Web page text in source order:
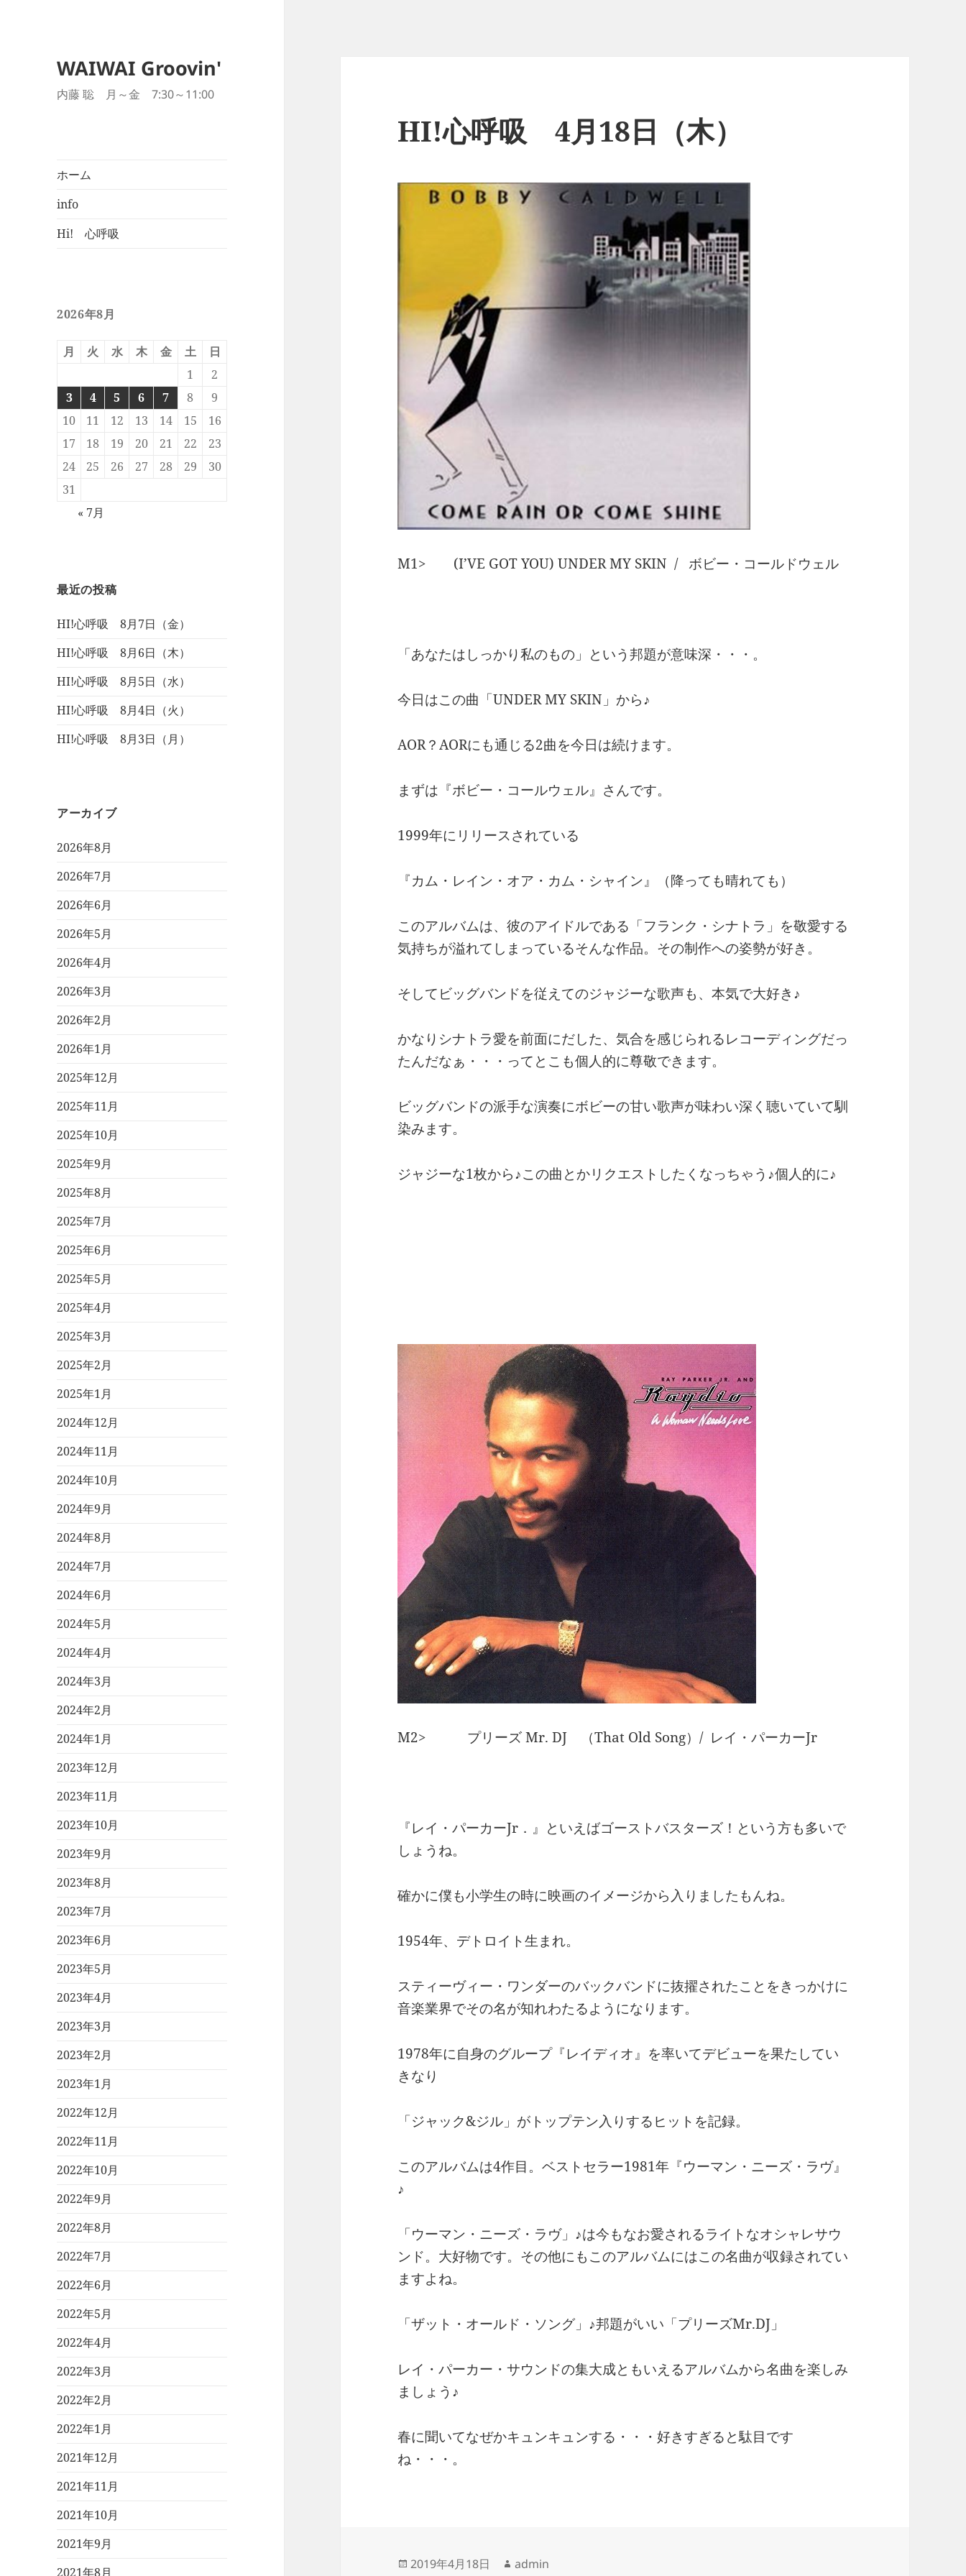
WAIWAI Groovin'
内藤 聡 月～金 7:30～11:00
ホーム
info
Hi! 心呼吸
2026年8月
月 火 水 木 金 土
日
1
2
3
4 5 6 7 8
9
10
11 12 13 14 15
16
17
18 19 20 21 22
23
24
25 26 27 28 29
30
31
« 7月
最近の投稿
HI!心呼吸 8月7日（金）
HI!心呼吸 8月6日（木）
HI!心呼吸 8月5日（水）
HI!心呼吸 8月4日（火）
HI!心呼吸 8月3日（月）
アーカイブ
2026年8月
2026年7月
2026年6月
2026年5月
2026年4月
2026年3月
2026年2月
2026年1月
2025年12月
2025年11月
2025年10月
2025年9月
2025年8月
2025年7月
2025年6月
2025年5月
2025年4月
2025年3月
2025年2月
2025年1月
2024年12月
2024年11月
2024年10月
2024年9月
2024年8月
2024年7月
2024年6月
2024年5月
2024年4月
2024年3月
2024年2月
2024年1月
2023年12月
2023年11月
2023年10月
2023年9月
2023年8月
2023年7月
2023年6月
2023年5月
2023年4月
2023年3月
2023年2月
2023年1月
2022年12月
2022年11月
2022年10月
2022年9月
2022年8月
2022年7月
2022年6月
2022年5月
2022年4月
2022年3月
2022年2月
2022年1月
2021年12月
2021年11月
2021年10月
2021年9月
2021年8月
HI!心呼吸 4月18日（木）
M1> (I’VE GOT YOU) UNDER MY SKIN / ボビー・コールドウェル
「あなたはしっかり私のもの」という邦題が意味深・・・。
今日はこの曲「UNDER MY SKIN」から♪
AOR？AORにも通じる2曲を今日は続けます。
まずは『ボビー・コールウェル』さんです。
1999年にリリースされている
『カム・レイン・オア・カム・シャイン』（降っても晴れても）
このアルバムは、彼のアイドルである「フランク・シナトラ」を敬愛する
気持ちが溢れてしまっているそんな作品。その制作への姿勢が好き。
そしてビッグバンドを従えてのジャジーな歌声も、本気で大好き♪
かなりシナトラ愛を前面にだした、気合を感じられるレコーディングだっ
たんだなぁ・・・ってとこも個人的に尊敬できます。
ビッグバンドの派手な演奏にボビーの甘い歌声が味わい深く聴いていて馴
染みます。
ジャジーな1枚から♪この曲とかリクエストしたくなっちゃう♪個人的に♪
M2> プリーズ Mr. DJ （That Old Song）/ レイ・パーカーJr
『レイ・パーカーJr．』といえばゴーストバスターズ！という方も多いで
しょうね。
確かに僕も小学生の時に映画のイメージから入りましたもんね。
1954年、デトロイト生まれ。
スティーヴィー・ワンダーのバックバンドに抜擢されたことをきっかけに
音楽業界でその名が知れわたるようになります。
1978年に自身のグループ『レイディオ』を率いてデビューを果たしてい
きなり
「ジャック&ジル」がトップテン入りするヒットを記録。
このアルバムは4作目。ベストセラー1981年『ウーマン・ニーズ・ラヴ』
♪
「ウーマン・ニーズ・ラヴ」♪は今もなお愛されるライトなオシャレサウ
ンド。大好物です。その他にもこのアルバムにはこの名曲が収録されてい
ますよね。
「ザット・オールド・ソング」♪邦題がいい「プリーズMr.DJ」
レイ・パーカー・サウンドの集大成ともいえるアルバムから名曲を楽しみ
ましょう♪
春に聞いてなぜかキュンキュンする・・・好きすぎると駄目です
ね・・・。
投
2019年4月18日
作
admin